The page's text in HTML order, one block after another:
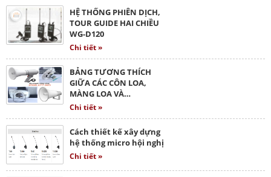
HỆ THỐNG PHIÊN DỊCH,
TOUR GUIDE HAI CHIỀU
WG-D120
Chi tiết »
BẢNG TƯƠNG THÍCH
GIỮA CÁC CÔN LOA,
MÀNG LOA VÀ…
Chi tiết »
Cách thiết kế xây dựng
hệ thống micro hội nghị
Chi tiết »